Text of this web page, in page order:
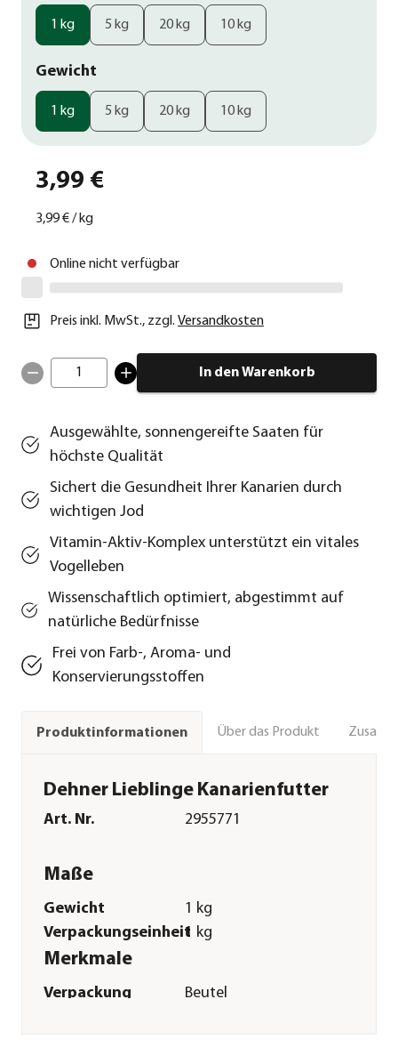
1 kg 5 kg 20 kg 10 kg
Gewicht
1 kg 5 kg 20 kg 10 kg
3,99 €
3,99 €/kg
Online nicht verfügbar
Preis inkl. MwSt., zzgl. Versandkosten
1 In den Warenkorb
Ausgewählte, sonnengereifte Saaten für
höchste Qualität
Sichert die Gesundheit Ihrer Kanarien durch
wichtigen Jod
Vitamin-Aktiv-Komplex unterstützt ein vitales
Vogelleben
Wissenschaftlich optimiert, abgestimmt auf
natürliche Bedürfnisse
Frei von Farb-, Aroma- und
Konservierungsstoffen
Produktinformationen Über das Produkt
Dehner Lieblinge Kanarienfutter
Art. Nr. 2955771
Maße
Gewicht
1 kg
Verpackungseinheit1 kg
Merkmale
Verpackung Beutel